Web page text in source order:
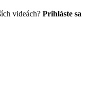
videách? Prihláste sa